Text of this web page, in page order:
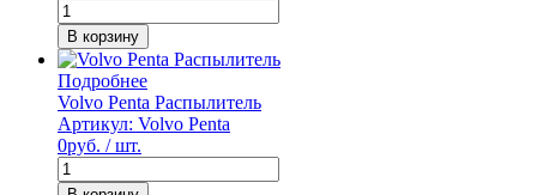
В корзину
Подробнее
Volvo Penta Распылитель
Артикул: Volvo Penta
0руб. / шт.